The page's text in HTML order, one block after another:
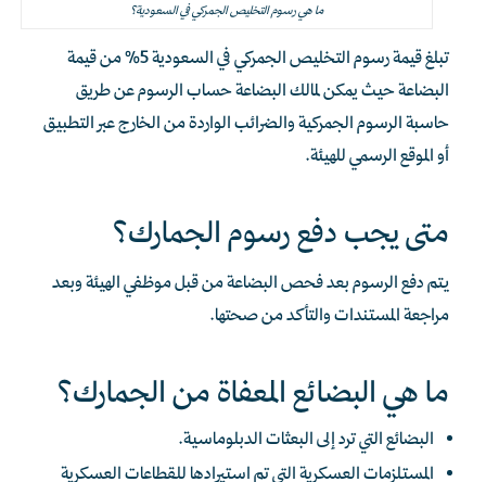
ما هي رسوم التخليص الجمركي في السعودية؟
تبلغ قيمة رسوم التخليص الجمركي في السعودية 5% من قيمة
البضاعة حيث يمكن لمالك البضاعة حساب الرسوم عن طريق
حاسبة الرسوم الجمركية والضرائب الواردة من الخارج عبر التطبيق
أو الموقع الرسمي للهيئة.
متى يجب دفع رسوم الجمارك؟
يتم دفع الرسوم بعد فحص البضاعة من قبل موظفي الهيئة وبعد
مراجعة المستندات والتأكد من صحتها.
ما هي البضائع المعفاة من الجمارك؟
البضائع التي ترد إلى البعثات الدبلوماسية.
المستلزمات العسكرية التي تم استيرادها للقطاعات العسكرية